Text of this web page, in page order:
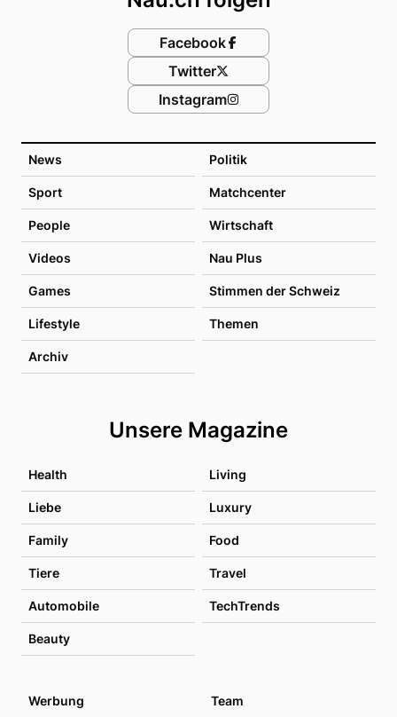
News Politik
Sport Matchcenter
People Wirtschaft
Videos Nau Plus
Games Stimmen der Schweiz
Lifestyle Themen
Archiv
Unsere Magazine
Health Living
Liebe Luxury
Family Food
Tiere Travel
Automobile TechTrends
Beauty
Facebook
Twitter
Instagram
Werbung Team